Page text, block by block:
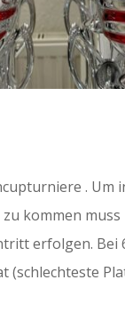
. Um
kommen
erfolgen. Bei
(schlechteste